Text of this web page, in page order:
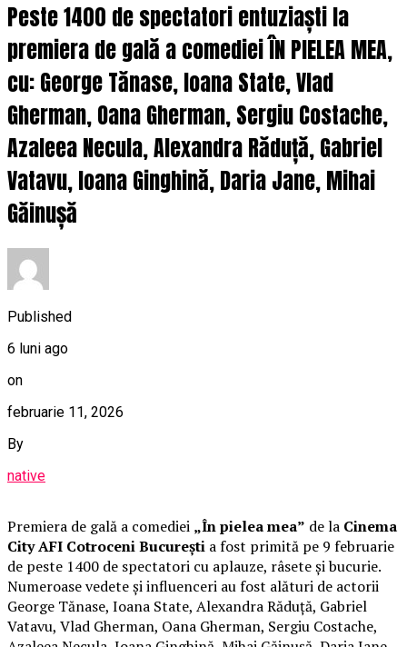
Peste 1400 de spectatori entuziaști la
premiera de gală a comediei ÎN PIELEA MEA,
cu: George Tănase, Ioana State, Vlad
Gherman, Oana Gherman, Sergiu Costache,
Azaleea Necula, Alexandra Răduță, Gabriel
Vatavu, Ioana Ginghină, Daria Jane, Mihai
Găinușă
Published
6 luni ago
on
februarie 11, 2026
By
native
Premiera de gală a comediei „În pielea mea” de la Cinema
City AFI Cotroceni București a fost primită pe 9 februarie
de peste 1400 de spectatori cu aplauze, râsete și bucurie.
Numeroase vedete și influenceri au fost alături de actorii
George Tănase, Ioana State, Alexandra Răduță, Gabriel
Vatavu, Vlad Gherman, Oana Gherman, Sergiu Costache,